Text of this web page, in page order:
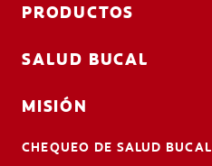
PRODUCTOS
SALUD BUCAL
MISIÓN
CHEQUEO DE SALUD BUCAL